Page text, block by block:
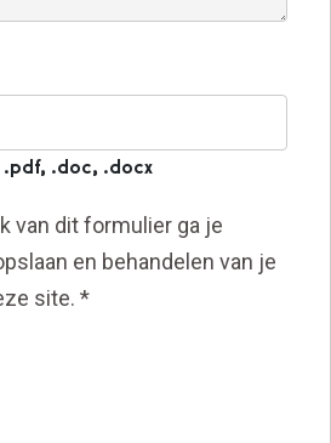
.pdf, .doc, .docx
van dit formulier ga je
en behandelen van je
site. *